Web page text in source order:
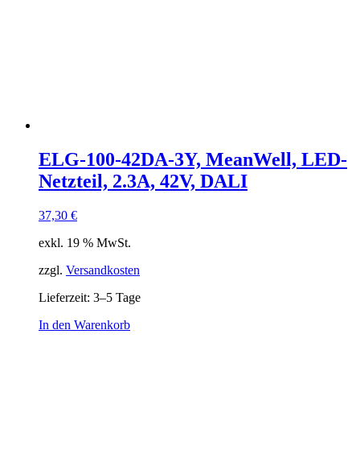
ELG-100-42DA-3Y, MeanWell, LED-
Netzteil, 2.3A, 42V, DALI
37,30 €
exkl. 19 % MwSt.
zzgl. Versandkosten
Lieferzeit: 3–5 Tage
In den Warenkorb